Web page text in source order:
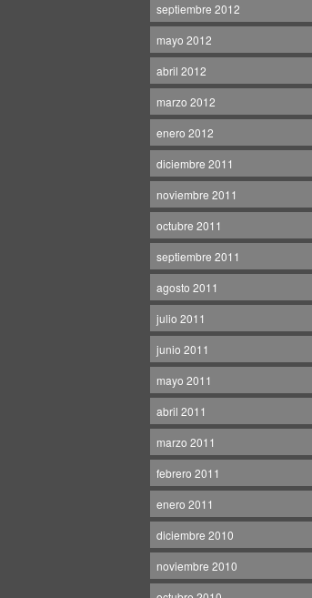
septiembre 2012
mayo 2012
abril 2012
marzo 2012
enero 2012
diciembre 2011
noviembre 2011
octubre 2011
septiembre 2011
agosto 2011
julio 2011
junio 2011
mayo 2011
abril 2011
marzo 2011
febrero 2011
enero 2011
diciembre 2010
noviembre 2010